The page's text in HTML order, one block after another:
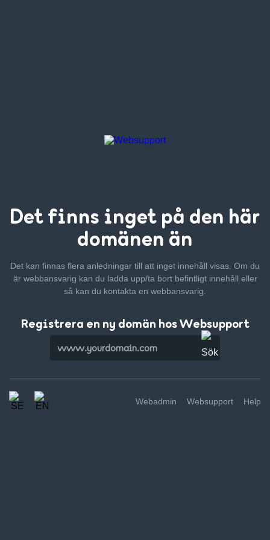
Det finns inget på den här
domänen än
Det kan finnas flera anledningar till att inget innehåll visas. Om du
är webbansvarig kan du ladda upp/ta bort befintligt innehåll eller
så kan du kontakta en webbansvarig.
Registrera en ny domän hos Websupport
Webadmin Websupport Help